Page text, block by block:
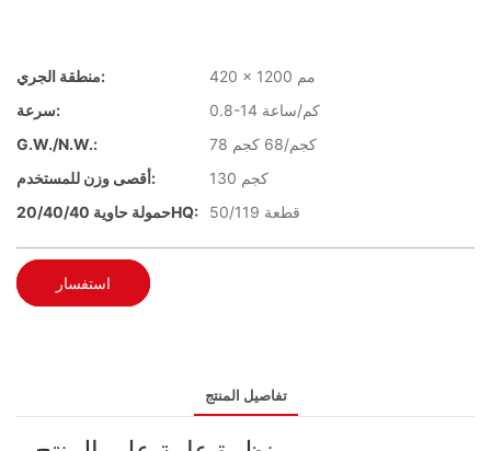
منطقة الجري:
420 × 1200 مم
سرعة:
0.8-14 كم/ساعة
G.W./N.W.:
78 كجم/68 كجم
أقصى وزن للمستخدم:
130 كجم
حمولة حاوية 20/40/40HQ:
50/119 قطعة
استفسار
تفاصيل المنتج